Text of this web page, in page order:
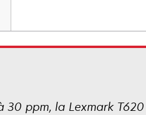
30 ppm, la Lexmark T620